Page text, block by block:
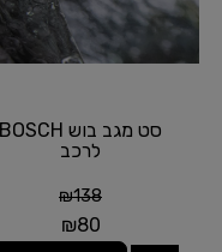
סט מגב בוש BOSCH
לרכב
₪138
₪80